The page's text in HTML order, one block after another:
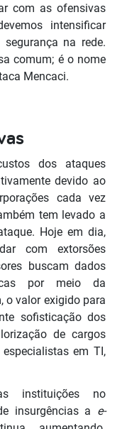
com as ofensivas
intensificar
na rede.
comum; é o nome
Mencaci.
dos ataques
devido ao
cada vez
tem levado a
Hoje em dia,
com extorsões
buscam dados
por meio da
o valor exigido para
sofisticação dos
de cargos
em TI,
instituições no
insurgências a e-